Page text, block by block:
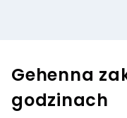
Gehenna
godzinach